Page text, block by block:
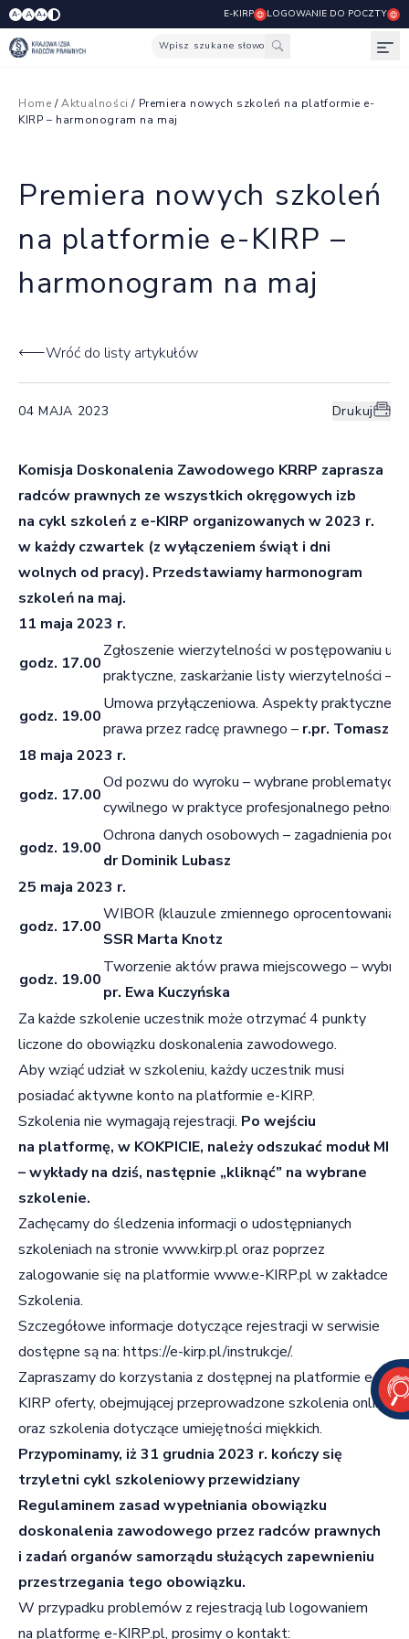
A- A A+ E-KIRP LOGOWANIE DO POCZTY
Wpisz szukane słowo
Home /Aktualności / Premiera nowych szkoleń na platformie e-
KIRP – harmonogram na maj
Premiera nowych szkoleń
na platformie e-KIRP –
harmonogram na maj
Wróć do listy artykułów
04 MAJA 2023 Drukuj
Komisja Doskonalenia Zawodowego KRRP zaprasza
radców prawnych ze wszystkich okręgowych izb
na cykl szkoleń z e-KIRP organizowanych w 2023 r.
w każdy czwartek (z wyłączeniem świąt i dni
wolnych od pracy). Przedstawiamy harmonogram
szkoleń na maj.
11 maja 2023 r.
godz. 17.00
Zgłoszenie wierzytelności w postępowaniu
praktyczne, zaskarżanie listy wierzytelności –
godz. 19.00
Umowa przyłączeniowa. Aspekty praktyczne
prawa przez radcę prawnego – r.pr. Tomasz
18 maja 2023 r.
godz. 17.00
Od pozwu do wyroku – wybrane
cywilnego w praktyce profesjonalnego
godz. 19.00
Ochrona danych osobowych – zagadnienia
dr Dominik Lubasz
25 maja 2023 r.
godz. 17.00
WIBOR (klauzule zmiennego oprocentowania
SSR Marta Knotz
godz. 19.00
Tworzenie aktów prawa miejscowego –
pr. Ewa Kuczyńska
Za każde szkolenie uczestnik może otrzymać 4 punkty
liczone do obowiązku doskonalenia zawodowego.
Aby wziąć udział w szkoleniu, każdy uczestnik musi
posiadać aktywne konto na platformie e-KIRP.
Szkolenia nie wymagają rejestracji. Po wejściu
na platformę, w KOKPICIE, należy odszukać moduł MI
– wykłady na dziś, następnie „kliknąć” na wybrane
szkolenie.
Zachęcamy do śledzenia informacji o udostępnianych
szkoleniach na stronie www.kirp.ploraz poprzez
zalogowanie się na platformie www.e-KIRP.plw zakładce
Szkolenia.
Szczegółowe informacje dotyczące rejestracji w serwisie
dostępne są na: https://e-kirp.pl/instrukcje/.
Zapraszamy do korzystania z dostępnej na platformie e-
KIRP oferty, obejmującej przeprowadzone szkolenia online
oraz szkolenia dotyczące umiejętności miękkich.
Przypominamy, iż 31 grudnia 2023 r. kończy się
trzyletni cykl szkoleniowy przewidziany
Regulaminem zasad wypełniania obowiązku
doskonalenia zawodowego przez radców prawnych
i zadań organów samorządu służących zapewnieniu
przestrzegania tego obowiązku.
W przypadku problemów z rejestracją lub logowaniem
na platformę e-KIRP.pl, prosimy o kontakt: